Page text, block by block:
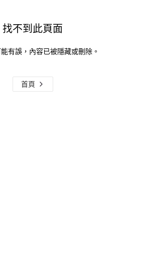
找不到此頁面
有誤，內容已被隱藏或刪除。
首頁